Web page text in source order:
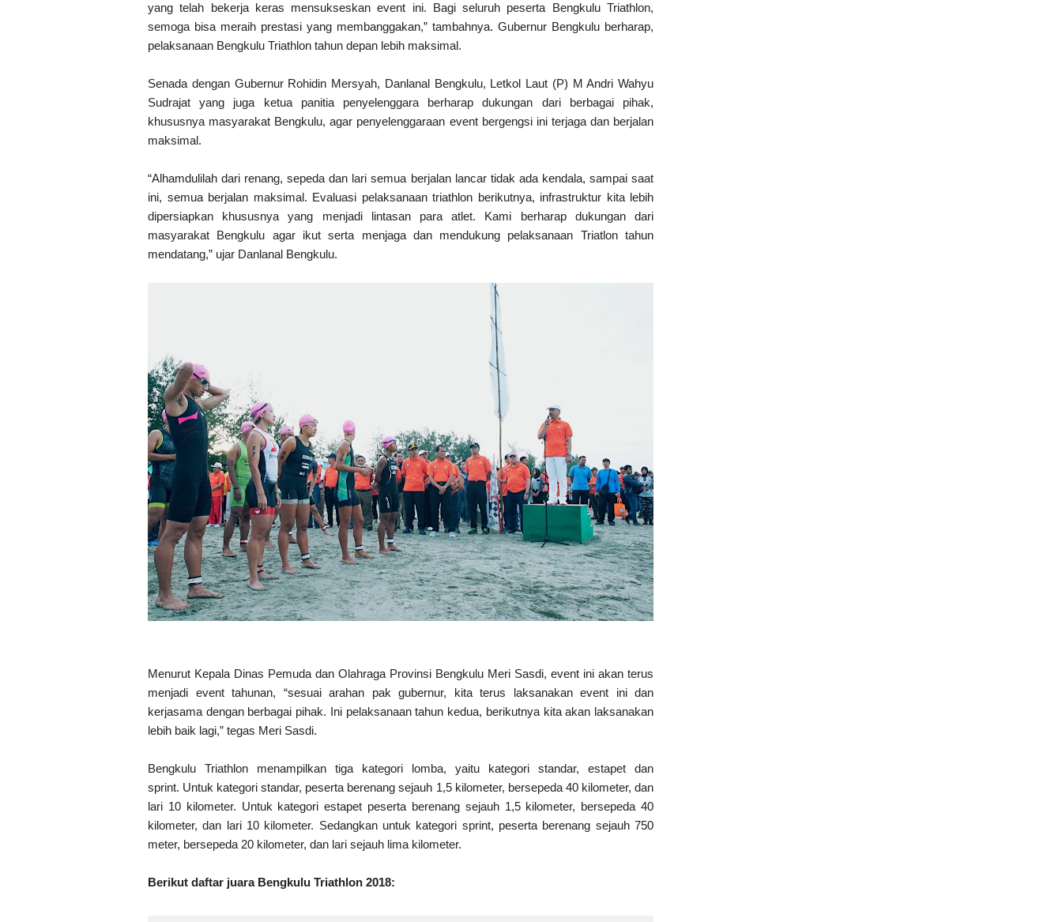
yang telah bekerja keras mensukseskan event ini. Bagi seluruh peserta Bengkulu Triathlon,
semoga bisa meraih prestasi yang membanggakan,” tambahnya. Gubernur Bengkulu berharap,
pelaksanaan Bengkulu Triathlon tahun depan lebih maksimal.
Senada dengan Gubernur Rohidin Mersyah, Danlanal Bengkulu, Letkol Laut (P) M Andri Wahyu
Sudrajat yang juga ketua panitia penyelenggara berharap dukungan dari berbagai pihak,
khususnya masyarakat Bengkulu, agar penyelenggaraan event bergengsi ini terjaga dan berjalan
maksimal.
“Alhamdulilah dari renang, sepeda dan lari semua berjalan lancar tidak ada kendala, sampai saat
ini, semua berjalan maksimal. Evaluasi pelaksanaan triathlon berikutnya, infrastruktur kita lebih
dipersiapkan khususnya yang menjadi lintasan para atlet. Kami berharap dukungan dari
masyarakat Bengkulu agar ikut serta menjaga dan mendukung pelaksanaan Triatlon tahun
mendatang,” ujar Danlanal Bengkulu.
Menurut Kepala Dinas Pemuda dan Olahraga Provinsi Bengkulu Meri Sasdi, event ini akan terus
menjadi event tahunan, “sesuai arahan pak gubernur, kita terus laksanakan event ini dan
kerjasama dengan berbagai pihak. Ini pelaksanaan tahun kedua, berikutnya kita akan laksanakan
lebih baik lagi,” tegas Meri Sasdi.
Bengkulu Triathlon menampilkan tiga kategori lomba, yaitu kategori standar, estapet dan
sprint. Untuk kategori standar, peserta berenang sejauh 1,5 kilometer, bersepeda 40 kilometer, dan
lari 10 kilometer. Untuk kategori estapet peserta berenang sejauh 1,5 kilometer, bersepeda 40
kilometer, dan lari 10 kilometer. Sedangkan untuk kategori sprint, peserta berenang sejauh 750
meter, bersepeda 20 kilometer, dan lari sejauh lima kilometer.
Berikut daftar juara Bengkulu Triathlon 2018: